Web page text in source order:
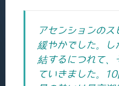
アセンションの
緩やかでした。し
結するにつれて、
ていきました。